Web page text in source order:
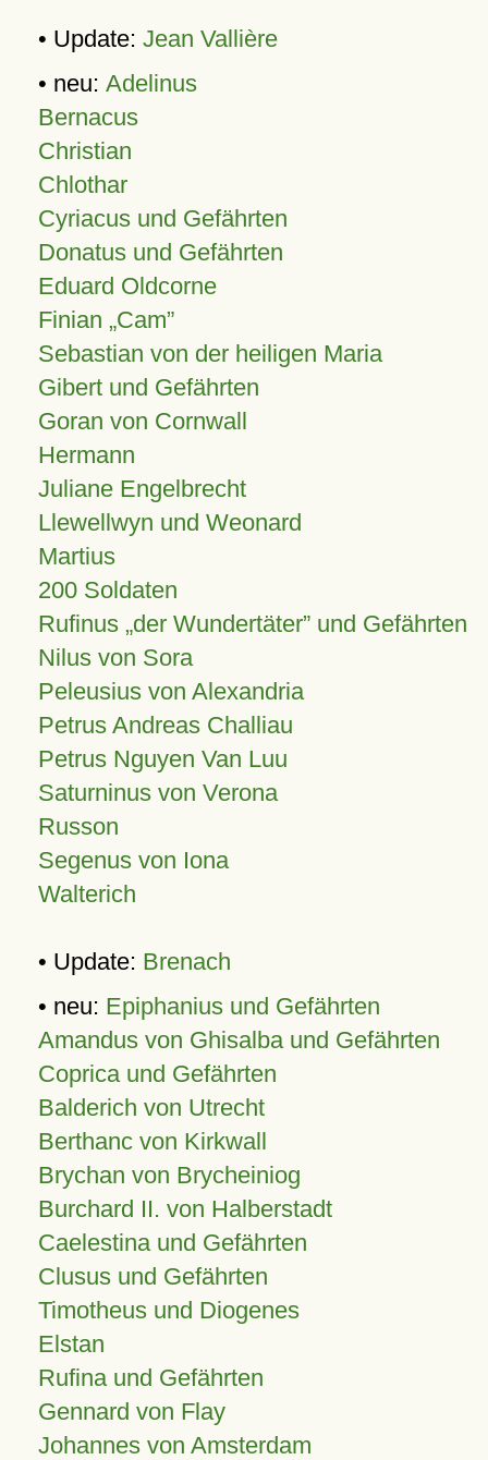
• Update: Jean Vallière
• neu: Adelinus
Bernacus
Christian
Chlothar
Cyriacus und Gefährten
Donatus und Gefährten
Eduard Oldcorne
Finian Cam
Sebastian von der heiligen Maria
Gibert und Gefährten
Goran von Cornwall
Hermann
Juliane Engelbrecht
Llewellwyn und Weonard
Martius
200 Soldaten
Rufinus „der Wundertäter” und Gefährten
Nilus von Sora
Peleusius von Alexandria
Petrus Andreas Challiau
Petrus Nguyen Van Luu
Saturninus von Verona
Russon
Segenus von Iona
Walterich
• Update: Brenach
• neu: Epiphanius und Gefährten
Amandus von Ghisalba und Gefährten
Coprica und Gefährten
Balderich von Utrecht
Berthanc von Kirkwall
Brychan von Brycheiniog
Burchard II. von Halberstadt
Caelestina und Gefährten
Clusus und Gefährten
Timotheus und Diogenes
Elstan
Rufina und Gefährten
Gennard von Flay
Johannes von Amsterdam